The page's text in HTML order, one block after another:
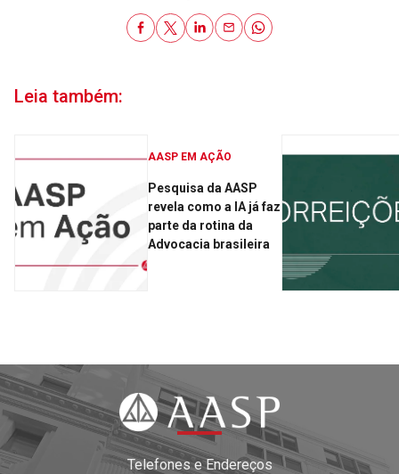
Leia também:
AASP EM AÇÃO
Pesquisa da AASP
revela como a IA já faz
parte da rotina da
Advocacia brasileira
Telefones e Endereços